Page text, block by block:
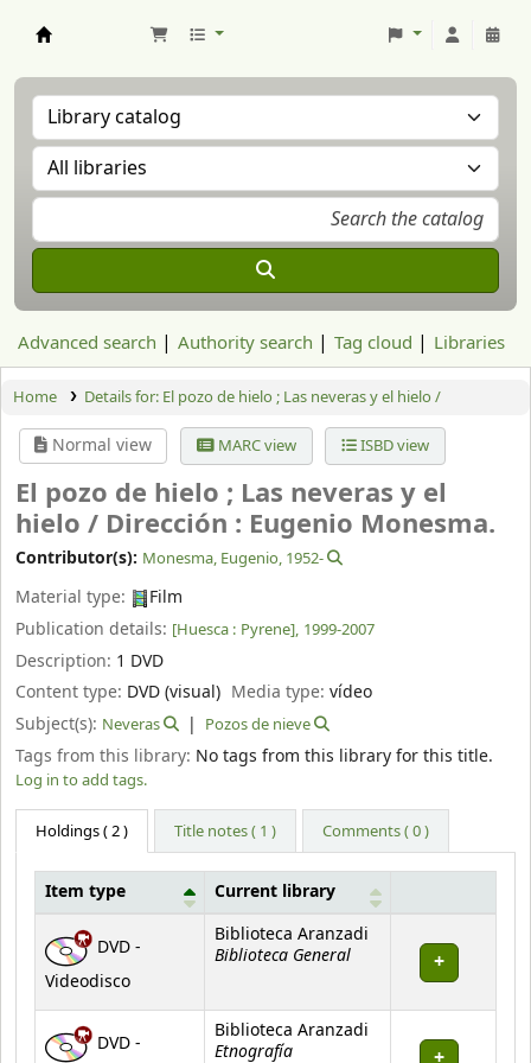
Advanced search Authority search Tag cloud Libraries
Home Details for: El pozo de hielo ; Las neveras y el hielo /
Normal view MARC view ISBD view
El pozo de hielo ; Las neveras y el
hielo / Dirección : Eugenio Monesma.
Contributor(s): Monesma, Eugenio, 1952-
Material type:
Film
Publication details: [Huesca : Pyrene], 1999-2007
Description: 1 DVD
Content type: DVD (visual) Media type:vídeo
Subject(s): Neveras Pozos de nieve
Tags from this library: No tags from this library for this title.
Log in to add tags.
Holdings( 2 ) Title notes ( 1 ) Comments ( 0 )
Holdings
Item type Current library
DVD -
Videodisco
Biblioteca Aranzadi
Biblioteca General
DVD -
Biblioteca Aranzadi
Etnografía